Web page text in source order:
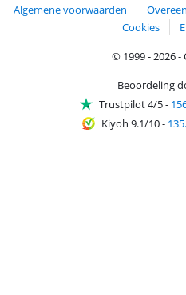
Algemene voorwaarden
Cookies
© 1999 - 2026 -
Beoordeling
Trustpilot 4/5-
Kiyoh 9.1/10-